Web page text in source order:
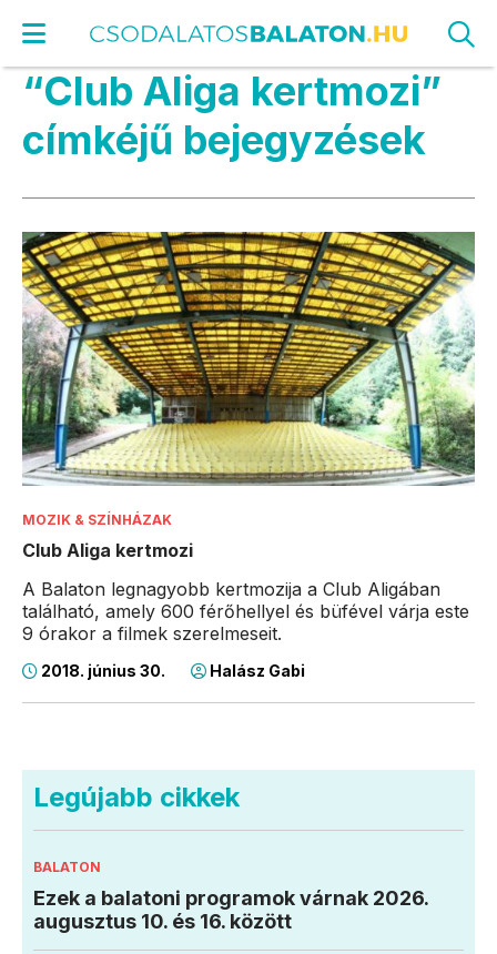
“Club Aliga kertmozi”
címkéjű bejegyzések
MOZIK & SZÍNHÁZAK
Club Aliga kertmozi
A Balaton legnagyobb kertmozija a Club Aligában
található, amely 600 férőhellyel és büfével várja este
9 órakor a filmek szerelmeseit.
2018. június 30. Halász Gabi
Legújabb cikkek
BALATON
Ezek a balatoni programok várnak 2026.
augusztus 10. és 16. között